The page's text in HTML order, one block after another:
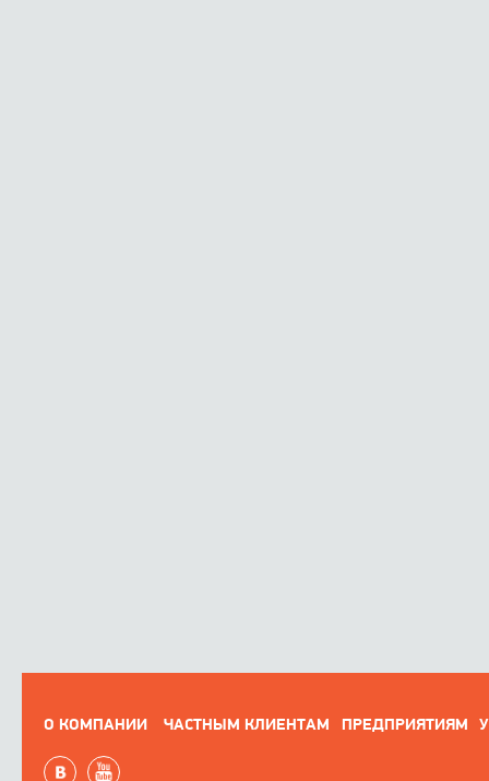
О КОМПАНИИ ЧАСТНЫМ КЛИЕНТАМ ПРЕДПРИЯТИЯМ